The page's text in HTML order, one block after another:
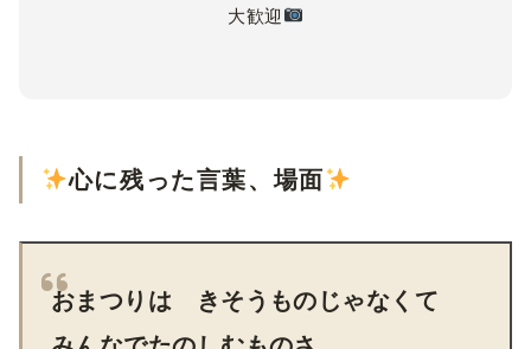
大歓迎
心に残った言葉、場面
おまつりは きそうものじゃなくて